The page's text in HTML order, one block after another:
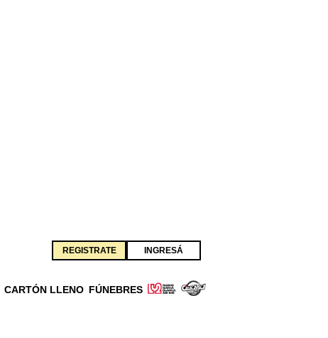
REGISTRATE INGRESÁ
CARTÓN LLENO FÚNEBRES